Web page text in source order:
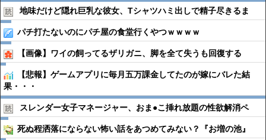
地味だけど隠れ巨乳な彼女、Tシャツハミ出しで精子尽きるま
パチ打たないのにパチ屋の食堂行くやつｗｗｗｗ
【画像】ワイの飼ってるザリガニ、脚を全て失うも回復する
【悲報】ゲームアプリに毎月五万課金してたのが嫁にバレた結
果・・・
スレンダー女子マネージャー、おま●︎こ挿れ放題の性欲解消ペ
死ぬ程洒落にならない怖い話をあつめてみない？『お増の池』